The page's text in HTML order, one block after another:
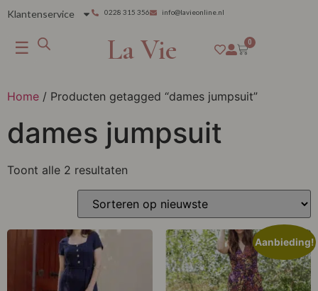
Klantenservice 0228 315 356 info@lavieonline.nl
☰ La Vie 0
Home / Producten getagged “dames jumpsuit”
dames jumpsuit
Toont alle 2 resultaten
Aanbieding!